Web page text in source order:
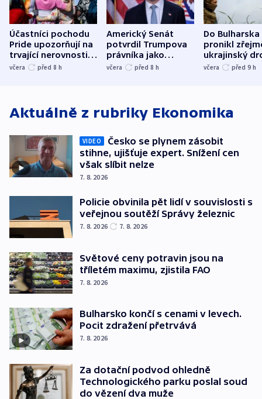
Účastníci pochodu
Pride upozorňují na
trvající nerovnosti i
společenskou
včera před 8 h
Americký Senát
potvrdil Trumpova
právníka jako
ministra
včera před 8 h
Do Bulharska
pronikl
ukrajinský
explodoval
včera před 9 h
Aktuálně z rubriky Ekonomika
VIDEO
Česko se plynem zásobit
stihne, ujišťuje expert. Snížení cen
však slíbit nelze
7. 8. 2026
Policie obvinila pět lidí v souvislosti s
veřejnou soutěží Správy železnic
7. 8. 2026 7. 8. 2026
Světové ceny potravin jsou na
tříletém maximu, zjistila FAO
7. 8. 2026
Bulharsko končí s cenami v levech.
Pocit zdražení přetrvává
7. 8. 2026
Za dotační podvod ohledně
Technologického parku poslal soud
do vězení dva muže